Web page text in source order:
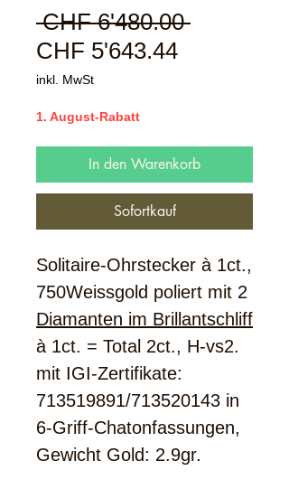
CHF 6'480.00
CHF 5'643.44Sale-
inkl. MwSt
1. August-Rabatt
In den Warenkorb
Sofortkauf
Solitaire-Ohrstecker à 1ct.,
750Weissgold poliert mit 2
Diamanten im Brillantschliff
à 1ct. = Total 2ct., H-vs2.
mit IGI-Zertifikate:
713519891/713520143 in
6-Griff-Chatonfassungen,
Gewicht Gold: 2.9gr.